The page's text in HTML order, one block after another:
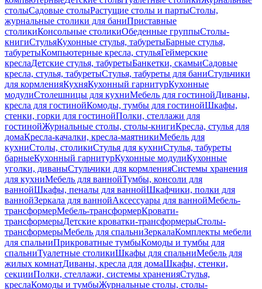
столыСадовые столыРастущие столы и партыСтолы,
журнальные столики для баниПриставные
столикиКонсольные столикиОбеденные группыСтолы-
книгиСтульяКухонные стулья, табуретыБарные стулья,
табуретыКомпьютерные кресла, стульяГеймерские
креслаДетские стулья, табуретыБанкетки, скамьиСадовые
кресла, стулья, табуретыСтулья, табуреты для баниСтульчики
для кормленияКухняКухонный гарнитурКухонные
модулиСтолешницы для кухниМебель для гостинойДиваны,
кресла для гостинойКомоды, тумбы для гостинойШкафы,
стенки, горки для гостинойПолки, стеллажи для
гостинойЖурнальные столы, столы-книгиКресла, стулья для
домаКресла-качалки, кресла-маятникиМебель для
кухниСтолы, столикиСтулья для кухниСтулья, табуреты
барныеКухонный гарнитурКухонные модулиКухонные
уголки, диваныСтульчики для кормленияСистемы хранения
для кухниМебель для ваннойТумбы, консоли для
ваннойШкафы, пеналы для ваннойШкафчики, полки для
ваннойЗеркала для ваннойАксессуары для ваннойМебель-
трансформерМебель-трансформерКровати-
трансформерыДетские кроватки-трансформерыСтолы-
трансформерыМебель для спальниЗеркалаКомплекты мебели
для спальниПрикроватные тумбыКомоды и тумбы для
спальниТуалетные столикиШкафы для спальниМебель для
жилых комнатДиваны, кресла для домаШкафы, стенки,
секцииПолки, стеллажи, системы храненияСтулья,
креслаКомоды и тумбыЖурнальные столы, столы-